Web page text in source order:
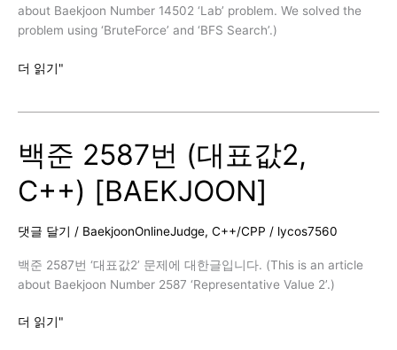
about Baekjoon Number 14502 ‘Lab’ problem. We solved the
problem using ‘BruteForce’ and ‘BFS Search’.)
백
(연
구
소,
C++)
[BAEKJOON]
더 읽기"
백준 2587번 (대표값2,
C++) [BAEKJOON]
댓글 달기 / BaekjoonOnlineJudge, C++/CPP / lycos7560
백준 2587번 ‘대표값2’ 문제에 대한글입니다. (This is an article
about Baekjoon Number 2587 ‘Representative Value 2’.)
백
더 읽기"